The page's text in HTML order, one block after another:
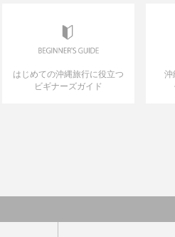
はじめての沖縄旅行に役立つ
ビギナーズガイド
沖